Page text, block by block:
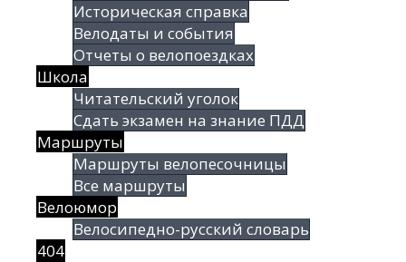
Историческая справка
Велодаты и события
Отчеты о велопоездках
Школа
Читательский уголок
Сдать экзамен на знание ПДД
Маршруты
Маршруты велопесочницы
Все маршруты
Велоюмор
Велосипедно-русский словарь
404